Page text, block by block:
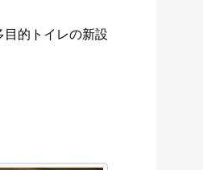
的トイレの新設